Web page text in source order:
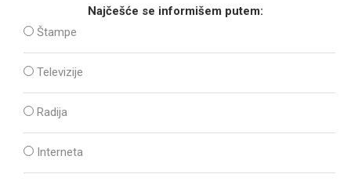
Najčešće se informišem putem:
Štampe
Televizije
Radija
Interneta